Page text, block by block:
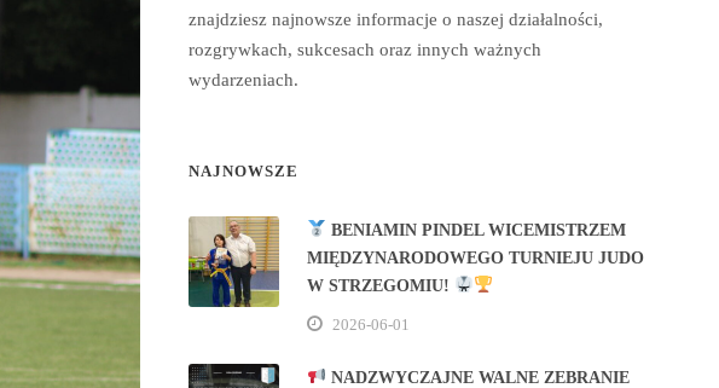
znajdziesz najnowsze informacje o naszej działalności,
rozgrywkach, sukcesach oraz innych ważnych
wydarzeniach.
NAJNOWSZE
BENIAMIN PINDEL WICEMISTRZEM
MIĘDZYNARODOWEGO TURNIEJU JUDO
W STRZEGOMIU!
2026-06-01
NADZWYCZAJNE WALNE ZEBRANIE